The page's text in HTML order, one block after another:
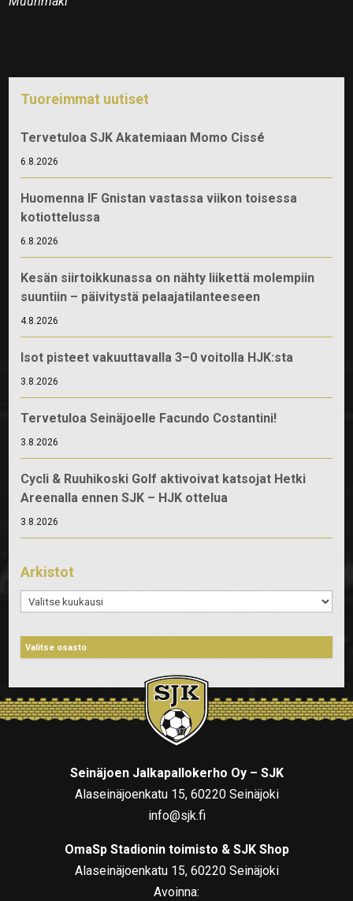
Tuoreimmat uutiset
Tervetuloa SJK Akatemiaan Momo Cissé
6.8.2026
Huomenna IF Gnistan vastassa viikon toisessa
kotiottelussa
6.8.2026
Kesän siirtoikkunassa on nähty liikettä molempiin
suuntiin – päivitystä pelaajatilanteeseen
4.8.2026
Isot pisteet vakuuttavalla 3–0 voitolla HJK:sta
3.8.2026
Tervetuloa Seinäjoelle Facundo Costantini!
3.8.2026
Cycli & Ruuhikoski Golf aktivoivat katsojat Hetki
Areenalla ennen SJK – HJK ottelua
3.8.2026
Arkistot
Arkistot
Seinäjoen Jalkapallokerho Oy – SJK
Alaseinäjoenkatu 15, 60220 Seinäjoki
info@sjk.fi
OmaSp Stadionin toimisto & SJK Shop
Alaseinäjoenkatu 15, 60220 Seinäjoki
Avoinna: